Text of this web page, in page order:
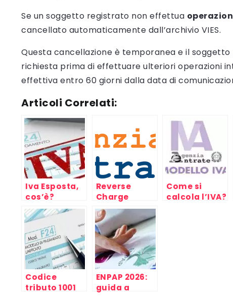
Se un soggetto registrato non effettua
cancellato automaticamente dall’archivio VIES.
Questa cancellazione è temporanea e il
richiesta prima di effettuare ulteriori operazioni
effettiva entro 60 giorni dalla data di
Articoli Correlati:
Iva Esposta,
cos’è?
Reverse
Charge
cos’è?
Inversione
contabile
Come si
calcola l’IVA?
Codice
tributo 1001
ENPAP 2026:
guida a